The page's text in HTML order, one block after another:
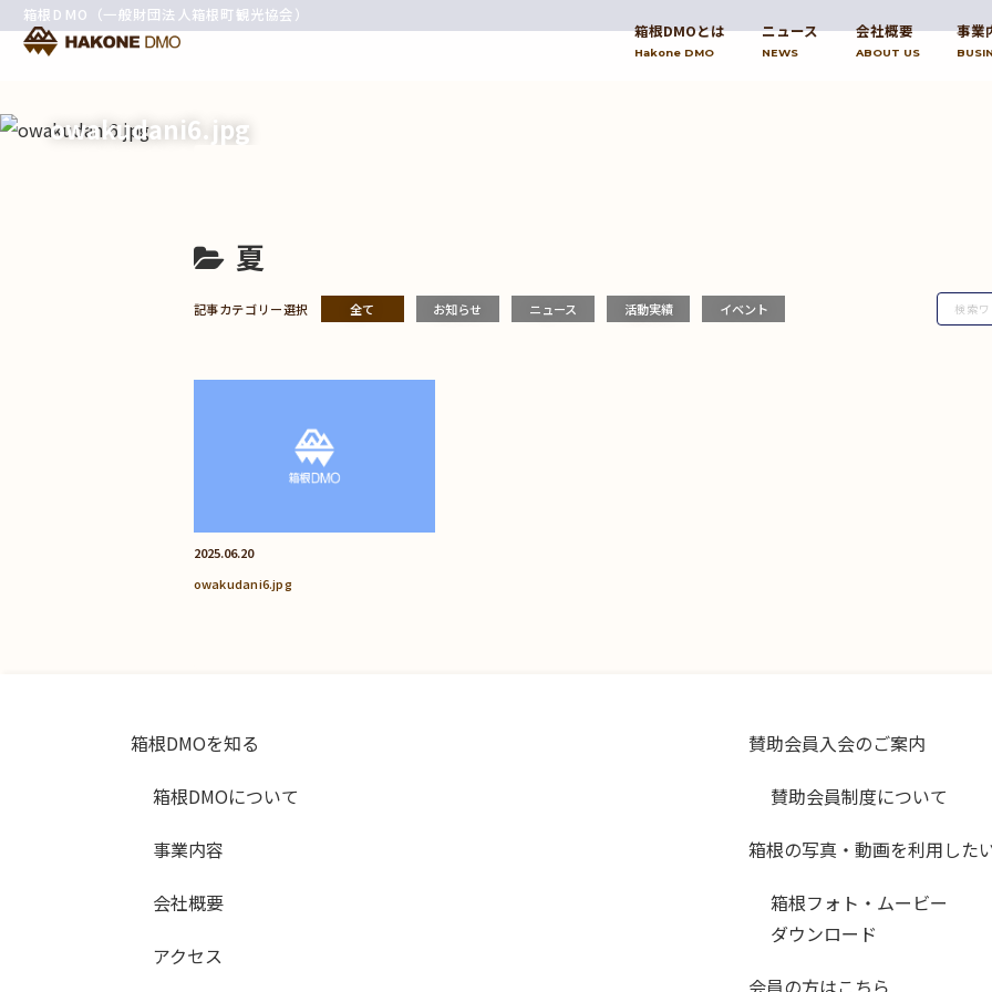
箱根DMO（一般財団法人箱根町観光協会）
箱根DMOとは
Hakone DMO
ニュース
NEWS
会社概要
ABOUT US
事業
owakudani6.jpg
夏
記事カテゴリー選択 全て お知らせ ニュース 活動実績 イベント
2025.06.20
owakudani6.jpg
箱根DMOを知る
箱根DMOについて
事業内容
会社概要
アクセス
賛助会員入会のご案内
賛助会員制度について
箱根の写真・動画を利用した
箱根フォト・ムービー
ダウンロード
会員の方はこちら